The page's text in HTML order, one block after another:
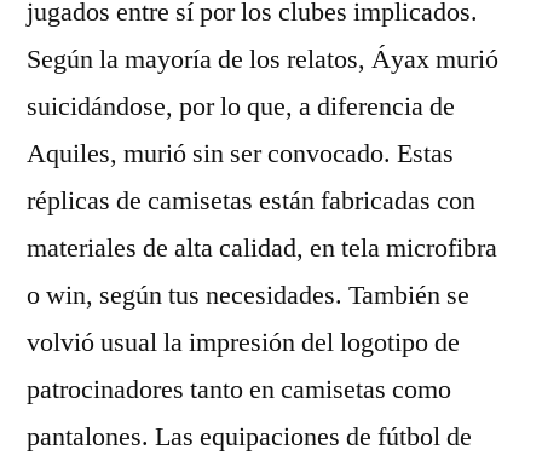
jugados entre sí por los clubes implicados.
Según la mayoría de los relatos, Áyax murió
suicidándose, por lo que, a diferencia de
Aquiles, murió sin ser convocado. Estas
réplicas de camisetas están fabricadas con
materiales de alta calidad, en tela microfibra
o win, según tus necesidades. También se
volvió usual la impresión del logotipo de
patrocinadores tanto en camisetas como
pantalones. Las equipaciones de fútbol de